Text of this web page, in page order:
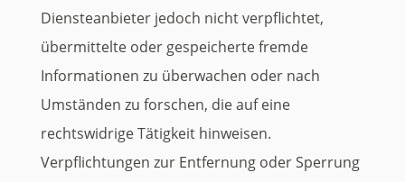
Diensteanbieter jedoch nicht verpflichtet,
übermittelte oder gespeicherte fremde
Informationen zu überwachen oder nach
Umständen zu forschen, die auf eine
rechtswidrige Tätigkeit hinweisen.
Verpflichtungen zur Entfernung oder Sperrung